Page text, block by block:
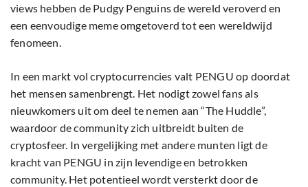
views hebben de Pudgy Penguins de wereld veroverd en
een eenvoudige meme omgetoverd tot een wereldwijd
fenomeen.
In een markt vol cryptocurrencies valt PENGU op doordat
het mensen samenbrengt. Het nodigt zowel fans als
nieuwkomers uit om deel te nemen aan “The Huddle”,
waardoor de community zich uitbreidt buiten de
cryptosfeer. In vergelijking met andere munten ligt de
kracht van PENGU in zijn levendige en betrokken
community. Het potentieel wordt versterkt door de